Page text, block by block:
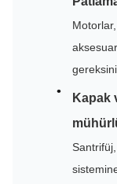
Kapak